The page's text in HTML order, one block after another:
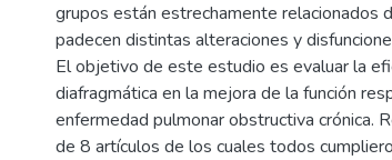
grupos están estrechamente relacionados
padecen distintas alteraciones y
El objetivo de este estudio es evaluar la
diafragmática en la mejora de la función
enfermedad pulmonar obstructiva crónica.
de 8 artículos de los cuales todos